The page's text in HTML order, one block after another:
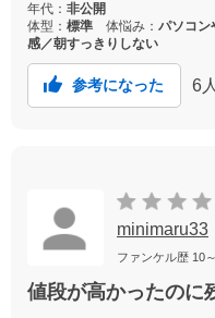
年代： 非公開
体型： 標準 体悩み： パソコン
感／朝すっきりしない
参考になった 6 人
minimaru33
ファンケル歴 10
値段が高かったのに